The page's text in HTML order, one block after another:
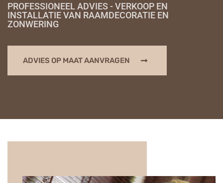
PROFESSIONEEL ADVIES - VERKOOP EN
INSTALLATIE VAN RAAMDECORATIE EN
ZONWERING
ADVIES OP MAAT AANVRAGEN